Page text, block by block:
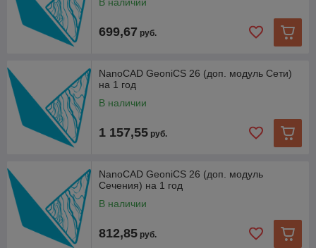
699,67 руб.
NanoCAD GeoniCS 26 (доп. модуль Сети)
на 1 год
В наличии
1 157,55 руб.
NanoCAD GeoniCS 26 (доп. модуль
Сечения) на 1 год
В наличии
812,85 руб.